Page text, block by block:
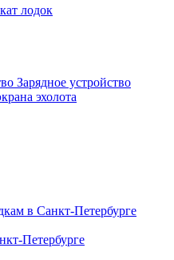
лодок
Зарядное устройство
эхолота
в Санкт-Петербурге
Петербурге